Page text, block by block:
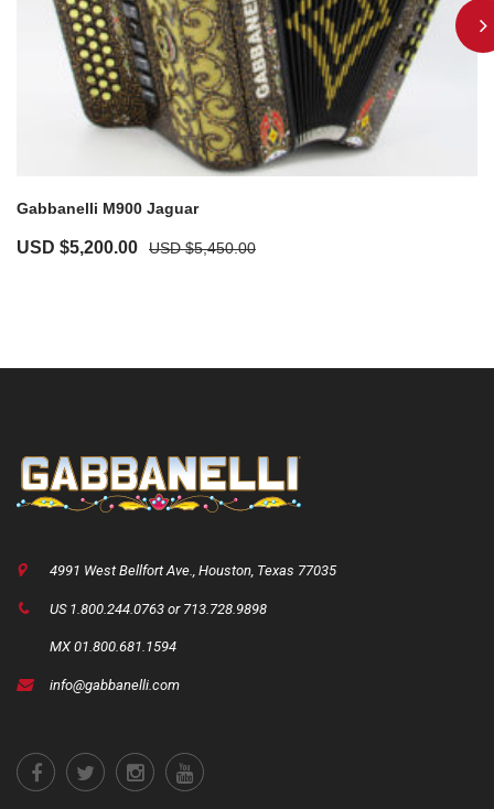
Gabbanelli M900 Jaguar
USD $5,450.00
USD $5,200.00
4991 West Bellfort Ave., Houston, Texas 77035
US 1.800.244.0763 or 713.728.9898
MX 01.800.681.1594
info@gabbanelli.com